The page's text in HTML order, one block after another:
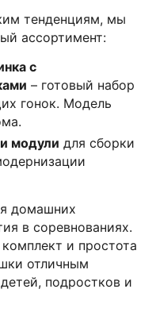
тенденциям, мы
ассортимент:
с
– готовый набор
гонок. Модель
модули для сборки
домашних
в соревнованиях.
и простота
отличным
подростков и